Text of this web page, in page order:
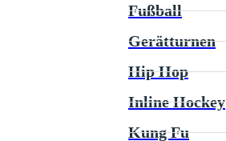
Fußball
Gerätturnen
Hip Hop
Inline Hockey
Kung Fu